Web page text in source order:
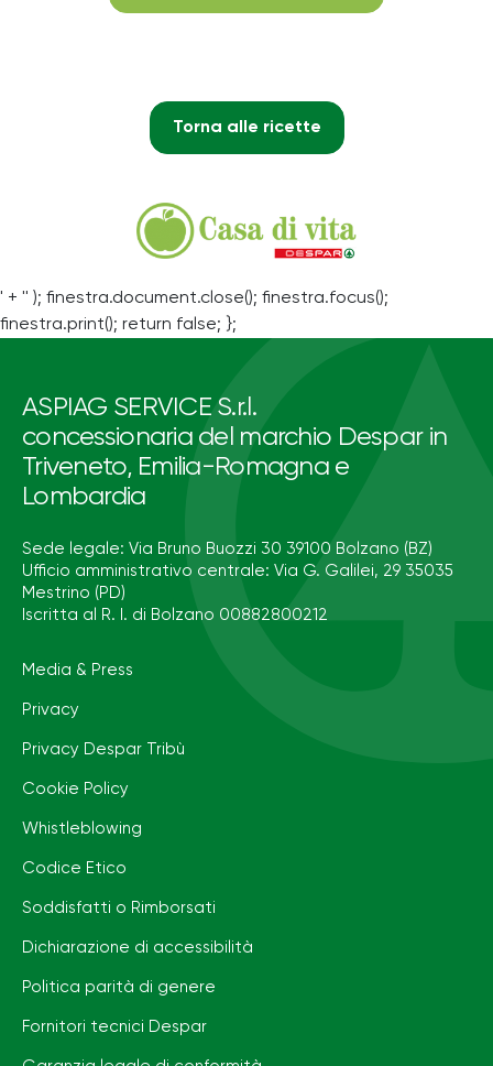
Torna alle ricette
' + '' ); finestra.document.close(); finestra.focus();
finestra.print(); return false; };
ASPIAG SERVICE S.r.l.
concessionaria del marchio Despar in
Triveneto, Emilia-Romagna e
Lombardia
Sede legale: Via Bruno Buozzi 30 39100 Bolzano (BZ)
Ufficio amministrativo centrale: Via G. Galilei, 29 35035
Mestrino (PD)
Iscritta al R. I. di Bolzano 00882800212
Media & Press
Privacy
Privacy Despar Tribù
Cookie Policy
Whistleblowing
Codice Etico
Soddisfatti o Rimborsati
Dichiarazione di accessibilità
Politica parità di genere
Fornitori tecnici Despar